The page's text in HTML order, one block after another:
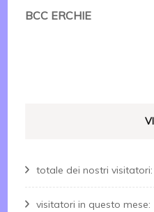
BCC ERCHIE
totale dei nostri visitatori:
visitatori in questo mese: